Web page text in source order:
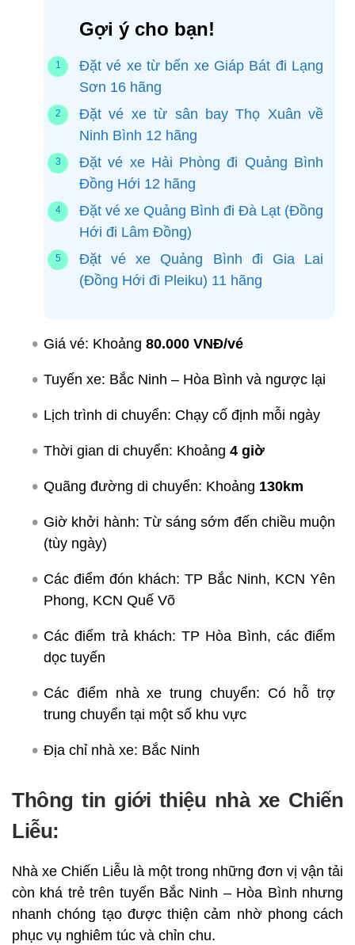
Gợi ý cho bạn!
Đặt vé xe từ bến xe Giáp Bát đi Lạng
Sơn 16 hãng
Đặt vé xe từ sân bay Thọ Xuân về
Ninh Bình 12 hãng
Đặt vé xe Hải Phòng đi Quảng Bình
Đồng Hới 12 hãng
Đặt vé xe Quảng Bình đi Đà Lạt (Đồng
Hới đi Lâm Đồng)
Đặt vé xe Quảng Bình đi Gia Lai
(Đồng Hới đi Pleiku) 11 hãng
Giá vé: Khoảng 80.000 VNĐ/vé
Tuyến xe: Bắc Ninh – Hòa Bình và ngược lại
Lịch trình di chuyển: Chạy cố định mỗi ngày
Thời gian di chuyển: Khoảng 4 giờ
Quãng đường di chuyển: Khoảng 130km
Giờ khởi hành: Từ sáng sớm đến chiều muộn
(tùy ngày)
Các điểm đón khách: TP Bắc Ninh, KCN Yên
Phong, KCN Quế Võ
Các điểm trả khách: TP Hòa Bình, các điểm
dọc tuyến
Các điểm nhà xe trung chuyển: Có hỗ trợ
trung chuyển tại một số khu vực
Địa chỉ nhà xe: Bắc Ninh
Thông tin giới thiệu nhà xe Chiến
Liễu:
Nhà xe Chiến Liễu là một trong những đơn vị vận tải
còn khá trẻ trên tuyến Bắc Ninh – Hòa Bình nhưng
nhanh chóng tạo được thiện cảm nhờ phong cách
phục vụ nghiêm túc và chỉn chu.